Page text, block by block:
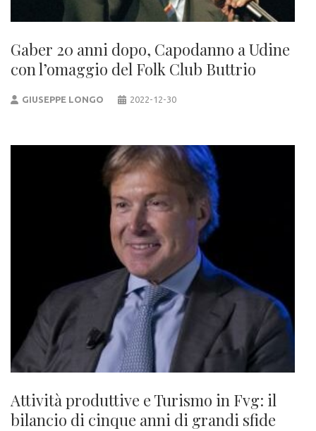
Gaber 20 anni dopo, Capodanno a Udine
con l’omaggio del Folk Club Buttrio
GIUSEPPE LONGO 2022-12-30
Attività produttive e Turismo in Fvg: il
bilancio di cinque anni di grandi sfide